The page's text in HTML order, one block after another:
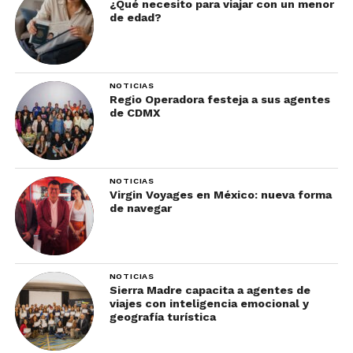
utilizado para teñir tejidos. Sus casonas de
mampostería y techo de teja francés dan cuenta de
su pasado comercial.
Sin duda, este poblado está en la lista de los
pueblos mágicos que tienes que visitar en el 2021,
pues Campeche fue el primer estado en el país en
alcanzar el tan ansiado semáforo verde.
Imperdibles
Iglesia de San Joaquín
Parque principal
Parque de la Libertad con su réplica de
la estatua de la libertad
6. Valladolid
¿Qué necesito para viajar con un menor
de edad?
NOTICIAS
Regio Operadora festeja a sus agentes
de CDMX
NOTICIAS
Virgin Voyages en México: nueva forma
de navegar
NOTICIAS
Sierra Madre capacita a agentes de
viajes con inteligencia emocional y
geografía turística